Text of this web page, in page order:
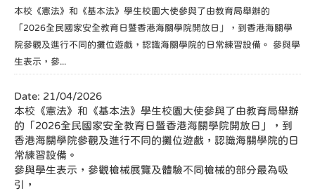
本校《憲法》和《基本法》學生校園大使參與了由教育局舉辦的
「2026全民國家安全教育日暨香港海關學院開放日」，到香港海關學
院參觀及進行不同的攤位遊戲，認識海關學院的日常練習設備。 參與學
生表示，參...
Date: 21/04/2026
本校《憲法》和《基本法》學生校園大使參與了由教育局舉辦
的「2026全民國家安全教育日暨香港海關學院開放日」，到
香港海關學院參觀及進行不同的攤位遊戲，認識海關學院的日
常練習設備。
參與學生表示，參觀槍械展覽及體驗不同槍械的部分最為吸
引，